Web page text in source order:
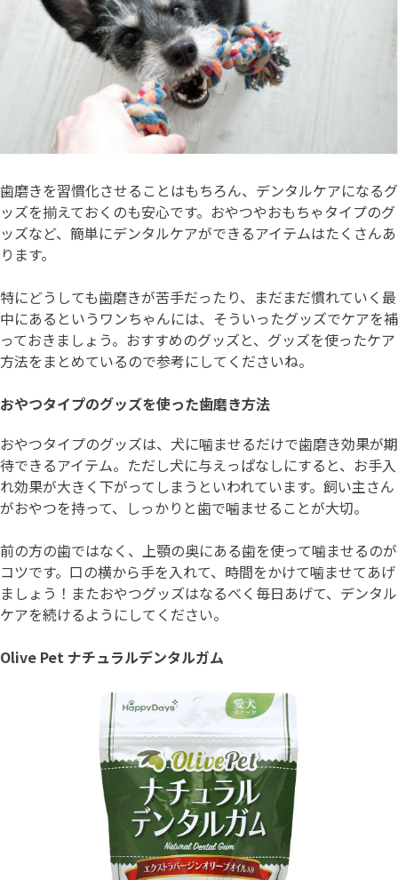
歯磨きを習慣化させることはもちろん、デンタルケアになるグ
ッズを揃えておくのも安心です。おやつやおもちゃタイプのグ
ッズなど、簡単にデンタルケアができるアイテムはたくさんあ
ります。
特にどうしても歯磨きが苦手だったり、まだまだ慣れていく最
中にあるというワンちゃんには、そういったグッズでケアを補
っておきましょう。おすすめのグッズと、グッズを使ったケア
方法をまとめているので参考にしてくださいね。
おやつタイプのグッズを使った歯磨き方法
おやつタイプのグッズは、犬に噛ませるだけで歯磨き効果が期
待できるアイテム。ただし犬に与えっぱなしにすると、お手入
れ効果が大きく下がってしまうといわれています。飼い主さん
がおやつを持って、しっかりと歯で噛ませることが大切。
前の方の歯ではなく、上顎の奥にある歯を使って噛ませるのが
コツです。口の横から手を入れて、時間をかけて噛ませてあげ
ましょう！またおやつグッズはなるべく毎日あげて、デンタル
ケアを続けるようにしてください。
Olive Pet ナチュラルデンタルガム